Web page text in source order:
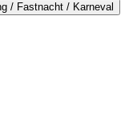
KonfettiParty Fasching / Fastnacht / Karneval